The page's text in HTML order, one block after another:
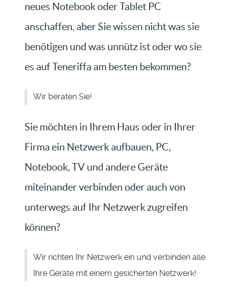
neues Notebook oder Tablet PC
anschaffen, aber Sie wissen nicht was sie
benötigen und was unnütz ist oder wo sie
es auf Teneriffa am besten bekommen?
Wir beraten Sie!
Sie möchten in Ihrem Haus oder in Ihrer
Firma ein Netzwerk aufbauen, PC,
Notebook, TV und andere Geräte
miteinander verbinden oder auch von
unterwegs auf Ihr Netzwerk zugreifen
können?
Wir richten Ihr Netzwerk ein und verbinden alle
Ihre Geräte mit einem gesicherten Netzwerk!